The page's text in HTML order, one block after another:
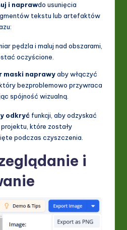
i naprawdo usunięcia
tekstu lub artefaktów
pędzla i maluj nad obszarami,
oczyścione.
maski naprawyaby włączyć
bezproblemowo przywraca
spójność wizualną.
odkryć funkcji, aby odzyskać
które zostały
podczas czyszczenia.
i